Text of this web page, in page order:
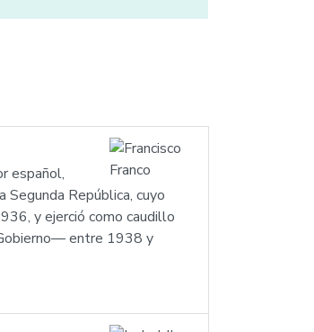
español,
República, cuyo
y ejerció como caudillo
entre 1938 y